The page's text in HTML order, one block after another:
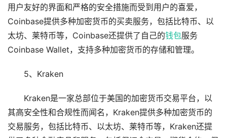
用户友好的界面和严格的安全措施而受到用户的喜爱，
Coinbase提供多种加密货币的买卖服务，包括比特币、以
太坊、莱特币等，Coinbase还提供了自己的钱包服务
Coinbase Wallet，支持多种加密货币的存储和管理。
5、Kraken
Kraken是一家总部位于美国的加密货币交易平台，以
其高安全性和合规性而闻名，Kraken提供多种加密货币的
交易服务，包括比特币、以太坊、莱特币等，Kraken还提